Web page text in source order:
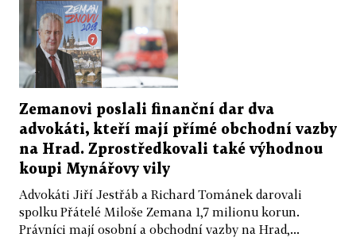
Zemanovi poslali finanční dar dva
advokáti, kteří mají přímé obchodní vazby
na Hrad. Zprostředkovali také výhodnou
koupi Mynářovy vily
Advokáti Jiří Jestřáb a Richard Tománek darovali
spolku Přátelé Miloše Zemana 1,7 milionu korun.
Právníci mají osobní a obchodní vazby na Hrad,...